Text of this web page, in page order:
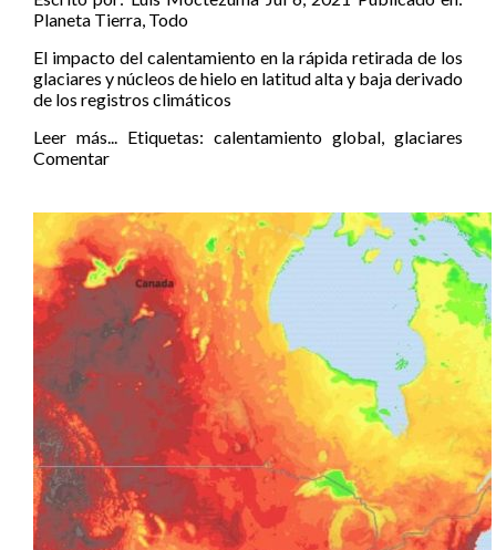
Planeta Tierra, Todo
El impacto del calentamiento en la rápida retirada de los
glaciares y núcleos de hielo en latitud alta y baja derivado
de los registros climáticos
Leer más... Etiquetas: calentamiento global, glaciares
Comentar